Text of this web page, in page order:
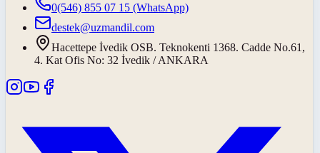
0(546) 855 07 15 (WhatsApp)
destek@uzmandil.com
Hacettepe İvedik OSB. Teknokenti 1368. Cadde No.61,
4. Kat Ofis No: 32 İvedik / ANKARA